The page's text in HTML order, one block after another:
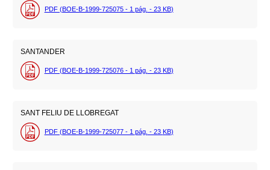
PDF (BOE-B-1999-725075 - 1 pág. - 23 KB)
SANTANDER
PDF (BOE-B-1999-725076 - 1 pág. - 23 KB)
SANT FELIU DE LLOBREGAT
PDF (BOE-B-1999-725077 - 1 pág. - 23 KB)